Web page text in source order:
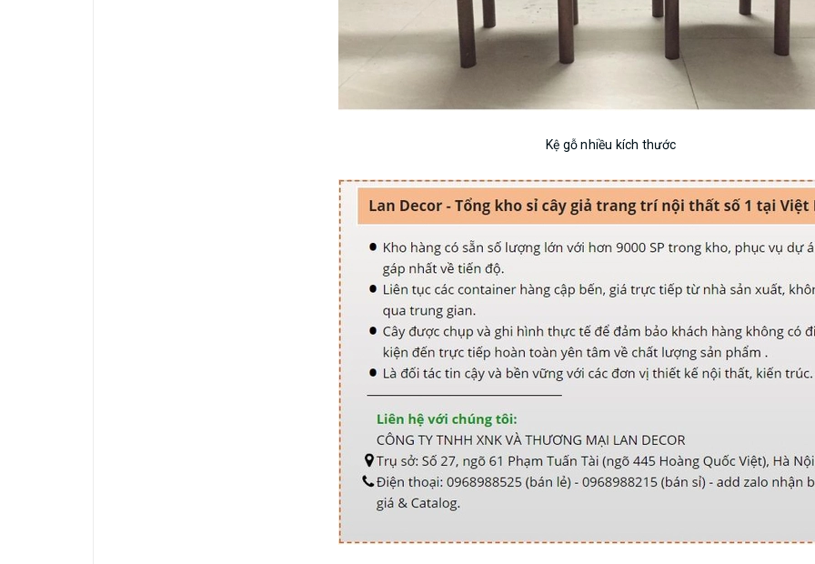
Kệ gỗ nhiều kích thước